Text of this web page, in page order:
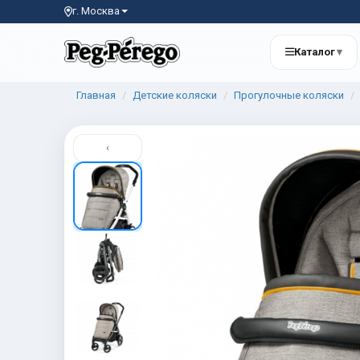
г. Москва
Каталог▾
Главная Детские коляски Прогулочные коляски
‹